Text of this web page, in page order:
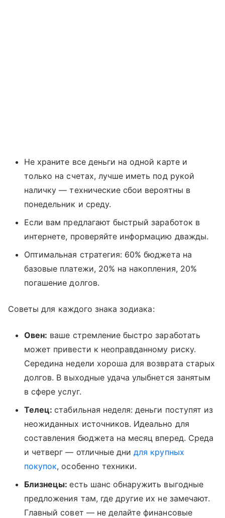
Не храните все деньги на одной карте и
только на счетах, лучше иметь под рукой
наличку — технические сбои вероятны в
понедельник и среду.
Если вам предлагают быстрый заработок в
интернете, проверяйте информацию дважды.
Оптимальная стратегия: 60% бюджета на
базовые платежи, 20% на накопления, 20%
погашение долгов.
Советы для каждого знака зодиака:
Овен: ваше стремление быстро заработать
может привести к неоправданному риску.
Середина недели хороша для возврата старых
долгов. В выходные удача улыбнется занятым
в сфере услуг.
Телец:стабильная неделя: деньги поступят из
неожиданных источников. Идеально для
составления бюджета на месяц вперед. Среда
и четверг — отличные днидля крупных
покупок, особенно техники.
Близнецы:есть шанс обнаружить выгодные
предложения там, где другие их не замечают.
Главный совет — не делайте финансовые